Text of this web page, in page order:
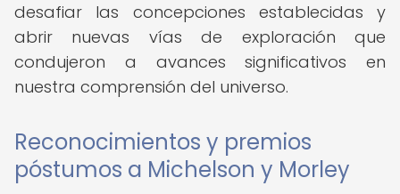
desafiar las concepciones establecidas y
abrir nuevas vías de exploración que
condujeron a avances significativos en
nuestra comprensión del universo.
Reconocimientos y premios
póstumos a Michelson y Morley